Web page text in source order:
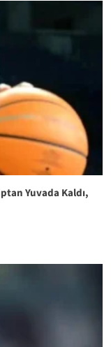
Yuvada Kaldı,